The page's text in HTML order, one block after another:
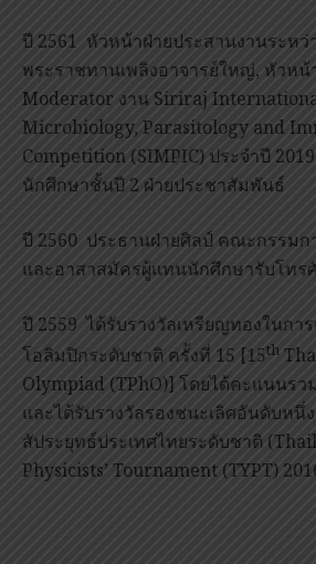
ปี 2561 หัวหน้าฝ่ายประสานงานระห
พระราชทานเพลิงอาจารย์ใหญ่, หัวหน้
Moderator งาน Siriraj
Microbiology, Parasitology and
Competition (SIMPIC) ประจำปี
นักศึกษาชั้นปี 2 ฝ่ายประชาสัมพันธ์
ปี 2560 ประธานฝ่ายศิลป์ คณะกรรม
และอาสาสมัครผู้แทนนักศึกษารับโทร
ปี 2559 ได้รับรางวัลเหรียญทองในกา
โอลิมปิกระดับชาติ ครั้งที่ 15 [15th
Olympiad (TPhO)] โดยได้คะแนนรว
และได้รับรางวัลรองชนะเลิศอันดับหนึ่
สัประยุทธ์ประเทศไทยระดับชาติ
Physicists’ Tournament (TYPT)